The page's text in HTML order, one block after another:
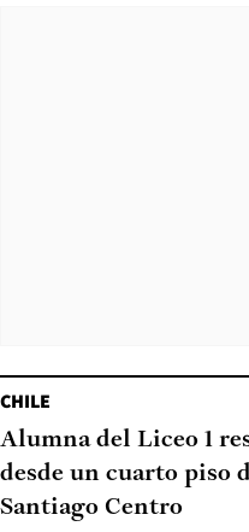
CHILE
Alumna del Liceo 1
desde un cuarto piso
Santiago Centro